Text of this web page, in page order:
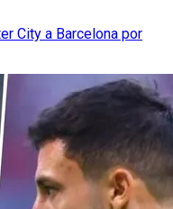
City a Barcelona por